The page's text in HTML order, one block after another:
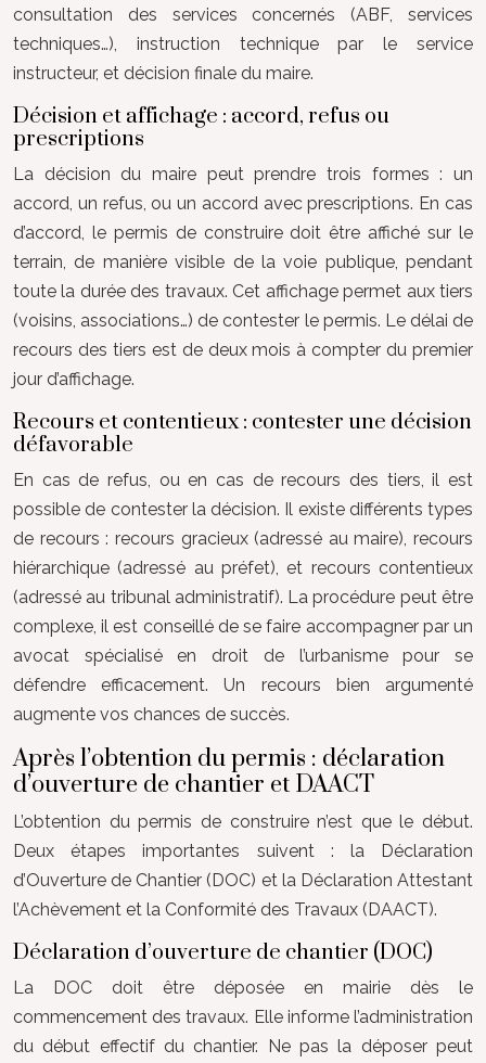
consultation des services concernés (ABF, services
techniques…), instruction technique par le service
instructeur, et décision finale du maire.
Décision et affichage : accord, refus ou
prescriptions
La décision du maire peut prendre trois formes : un
accord, un refus, ou un accord avec prescriptions. En cas
d’accord, le permis de construire doit être affiché sur le
terrain, de manière visible de la voie publique, pendant
toute la durée des travaux. Cet affichage permet aux tiers
(voisins, associations…) de contester le permis. Le délai de
recours des tiers est de deux mois à compter du premier
jour d’affichage.
Recours et contentieux : contester une décision
défavorable
En cas de refus, ou en cas de recours des tiers, il est
possible de contester la décision. Il existe différents types
de recours : recours gracieux (adressé au maire), recours
hiérarchique (adressé au préfet), et recours contentieux
(adressé au tribunal administratif). La procédure peut être
complexe, il est conseillé de se faire accompagner par un
avocat spécialisé en droit de l’urbanisme pour se
défendre efficacement. Un recours bien argumenté
augmente vos chances de succès.
Après l’obtention du permis : déclaration
d’ouverture de chantier et DAACT
L’obtention du permis de construire n’est que le début.
Deux étapes importantes suivent : la Déclaration
d’Ouverture de Chantier (DOC) et la Déclaration Attestant
l’Achèvement et la Conformité des Travaux (DAACT).
Déclaration d’ouverture de chantier (DOC)
La DOC doit être déposée en mairie dès le
commencement des travaux. Elle informe l’administration
du début effectif du chantier. Ne pas la déposer peut